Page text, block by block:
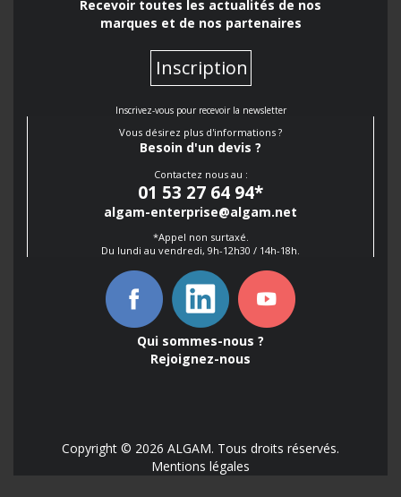
Recevoir toutes les actualités de nos
marques et de nos partenaires
Inscription
Inscrivez-vous pour recevoir la newsletter
Vous désirez plus d'informations ?
Besoin d'un devis ?
Contactez nous au :
01 53 27 64 94*
algam-enterprise@algam.net
*Appel non surtaxé.
Du lundi au vendredi, 9h-12h30 / 14h-18h.
Qui sommes-nous ?
Rejoignez-nous
Copyright © 2026 ALGAM. Tous droits réservés.
Mentions légales